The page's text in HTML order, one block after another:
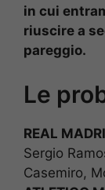
in cui
riuscire a
pareggio.
Le
REAL
Sergio
Casemiro,